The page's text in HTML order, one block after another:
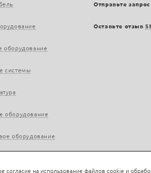
оборудование
системы
оборудование
оборудование
Отправьте
Оставьте отзыв
согласие на использование файлов cookie и